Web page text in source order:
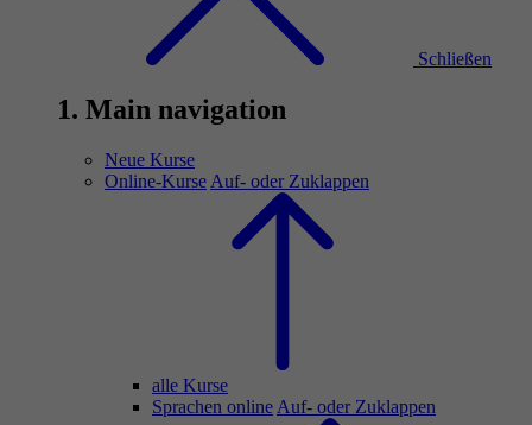
Schließen
1. Main navigation
Neue Kurse
Online-Kurse Auf- oder Zuklappen
alle Kurse
Sprachen online Auf- oder Zuklappen